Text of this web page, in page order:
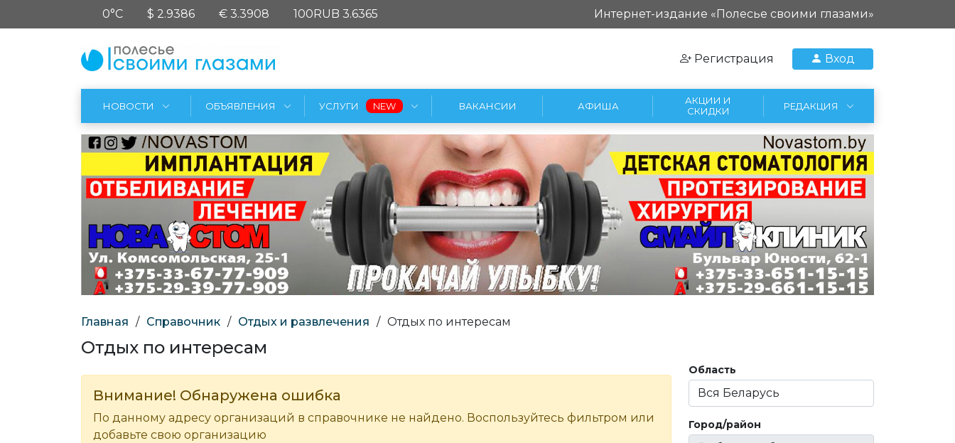
0°C $ 2.9386 € 3.3908 100RUB 3.6365 Интернет-издание «Полесье своими глазами»
Регистрация Вход
НОВОСТИ ОБЪЯВЛЕНИЯ УСЛУГИ ВАКАНСИИ АФИША
АКЦИИ И
СКИДКИ
РЕДАКЦИЯ
Главная / Справочник / Отдых и развлечения / Отдых по интересам
Отдых по интересам
Внимание! Обнаружена ошибка
По данному адресу организаций в справочнике не найдено. Воспользуйтесь фильтром или
добавьте свою организацию
Область
Город/район